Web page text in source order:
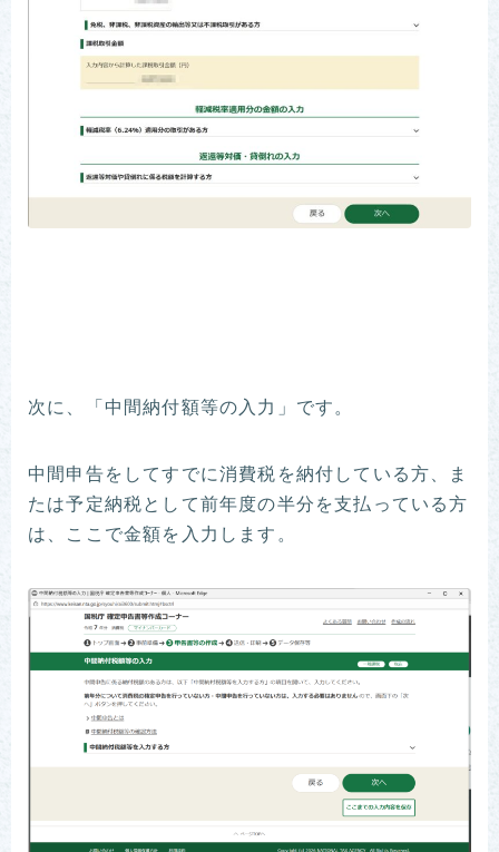
次に、「中間納付額等の入力」です。
中間申告をしてすでに消費税を納付している方、ま
たは予定納税として前年度の半分を支払っている方
は、ここで金額を入力します。